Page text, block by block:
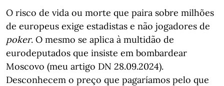
O risco de vida ou morte que paira sobre milhões
de europeus exige estadistas e não jogadores de
poker. O mesmo se aplica à multidão de
eurodeputados que insiste em bombardear
Moscovo (meu artigo DN 28.09.2024).
Desconhecem o preço que pagaríamos pelo que